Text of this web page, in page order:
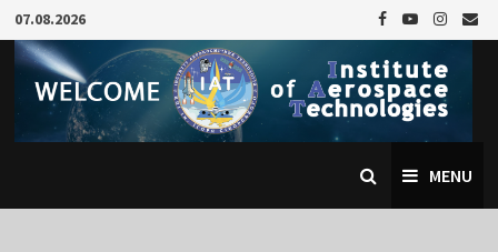
Skip
to
content
07.08.2026
MENU